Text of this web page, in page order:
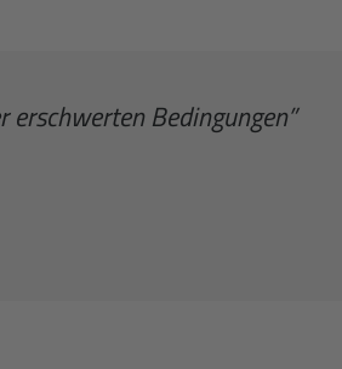
Bedingungen”